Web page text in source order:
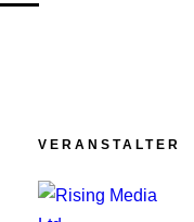
VERANSTALTER